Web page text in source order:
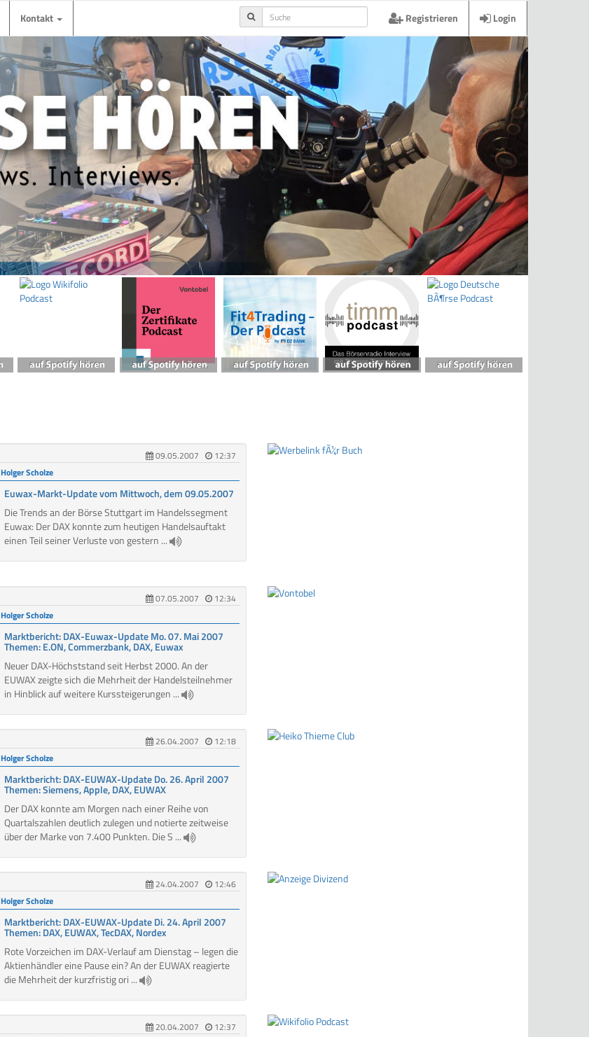
Kontakt Registrieren Login
09.05.2007
12:37
Holger Scholze
Euwax-Markt-Update vom Mittwoch, dem 09.05.2007
Die Trends an der Börse Stuttgart im Handelssegment
Euwax: Der DAX konnte zum heutigen Handelsauftakt
einen Teil seiner Verluste von gestern ...
07.05.2007
12:34
Holger Scholze
Marktbericht: DAX-Euwax-Update Mo. 07. Mai 2007
Themen: E.ON, Commerzbank, DAX, Euwax
Neuer DAX-Höchststand seit Herbst 2000. An der
EUWAX zeigte sich die Mehrheit der Handelsteilnehmer
in Hinblick auf weitere Kurssteigerungen ...
26.04.2007
12:18
Holger Scholze
Marktbericht: DAX-EUWAX-Update Do. 26. April 2007
Themen: Siemens, Apple, DAX, EUWAX
Der DAX konnte am Morgen nach einer Reihe von
Quartalszahlen deutlich zulegen und notierte zeitweise
über der Marke von 7.400 Punkten. Die S ...
24.04.2007
12:46
Holger Scholze
Marktbericht: DAX-EUWAX-Update Di. 24. April 2007
Themen: DAX, EUWAX, TecDAX, Nordex
Rote Vorzeichen im DAX-Verlauf am Dienstag – legen die
Aktienhändler eine Pause ein? An der EUWAX reagierte
die Mehrheit der kurzfristig ori ...
20.04.2007
12:37